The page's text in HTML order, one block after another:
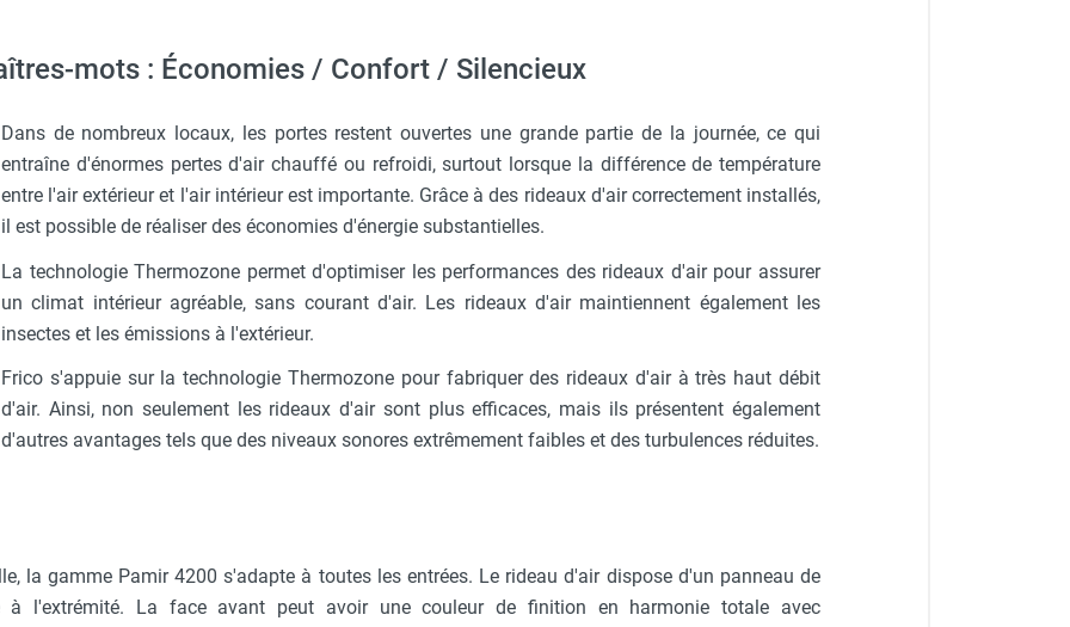
mots : Économies / Confort / Silencieux
Dans de nombreux locaux, les portes restent ouvertes une grande partie de la journée, ce qui
entraîne d'énormes pertes d'air chauffé ou refroidi, surtout lorsque la différence de température
entre l'air extérieur et l'air intérieur est importante. Grâce à des rideaux d'air correctement installés,
il est possible de réaliser des économies d'énergie substantielles.
La technologie Thermozone permet d'optimiser les performances des rideaux d'air pour assurer
un climat intérieur agréable, sans courant d'air. Les rideaux d'air maintiennent également les
insectes et les émissions à l'extérieur.
Frico s'appuie sur la technologie Thermozone pour fabriquer des rideaux d'air à très haut débit
d'air. Ainsi, non seulement les rideaux d'air sont plus efficaces, mais ils présentent également
d'autres avantages tels que des niveaux sonores extrêmement faibles et des turbulences réduites.
la gamme Pamir 4200 s'adapte à toutes les entrées. Le rideau d'air dispose d'un panneau de
à l'extrémité. La face avant peut avoir une couleur de finition en harmonie totale avec